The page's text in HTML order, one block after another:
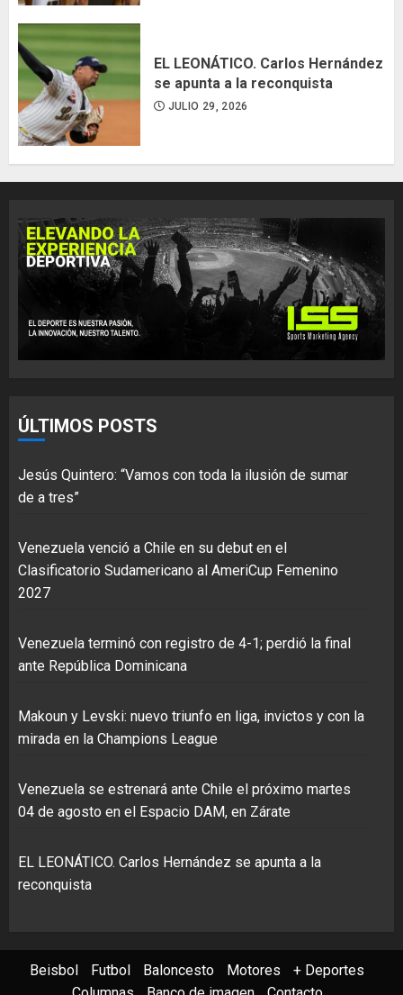
EL LEONÁTICO. Carlos Hernández
se apunta a la reconquista
JULIO 29, 2026
ÚLTIMOS POSTS
Jesús Quintero: “Vamos con toda la ilusión de sumar
de a tres”
Venezuela venció a Chile en su debut en el
Clasificatorio Sudamericano al AmeriCup Femenino
2027
Venezuela terminó con registro de 4-1; perdió la final
ante República Dominicana
Makoun y Levski: nuevo triunfo en liga, invictos y con la
mirada en la Champions League
Venezuela se estrenará ante Chile el próximo martes
04 de agosto en el Espacio DAM, en Zárate
EL LEONÁTICO. Carlos Hernández se apunta a la
reconquista
Beisbol Futbol Baloncesto Motores
+ Deportes